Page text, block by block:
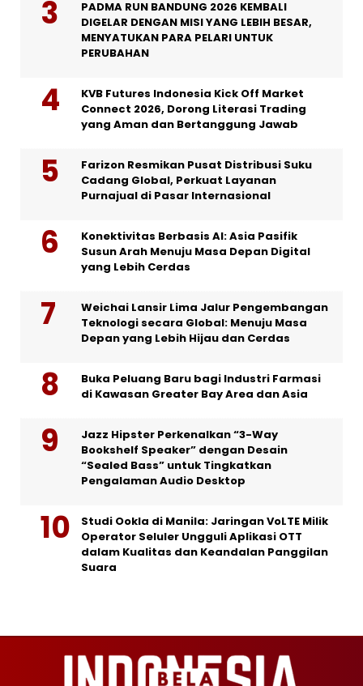
PADMA RUN BANDUNG 2026 KEMBALI
DIGELAR DENGAN MISI YANG LEBIH BESAR,
MENYATUKAN PARA PELARI UNTUK
PERUBAHAN
KVB Futures Indonesia Kick Off Market
Connect 2026, Dorong Literasi Trading
yang Aman dan Bertanggung Jawab
Farizon Resmikan Pusat Distribusi Suku
Cadang Global, Perkuat Layanan
Purnajual di Pasar Internasional
Konektivitas Berbasis AI: Asia Pasifik
Susun Arah Menuju Masa Depan Digital
yang Lebih Cerdas
Weichai Lansir Lima Jalur Pengembangan
Teknologi secara Global: Menuju Masa
Depan yang Lebih Hijau dan Cerdas
Buka Peluang Baru bagi Industri Farmasi
di Kawasan Greater Bay Area dan Asia
Jazz Hipster Perkenalkan “3-Way
Bookshelf Speaker” dengan Desain
“Sealed Bass” untuk Tingkatkan
Pengalaman Audio Desktop
Studi Ookla di Manila: Jaringan VoLTE Milik
Operator Seluler Ungguli Aplikasi OTT
dalam Kualitas dan Keandalan Panggilan
Suara